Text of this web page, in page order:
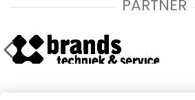
PARTNER